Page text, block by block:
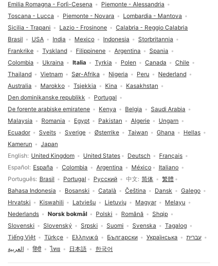
Språkvalg
English United Kingdom United States Deutsch
Français
Español
España Colombia Argentina México
Italiano
Português Brasil Portugal Русский 中文 简体
繁體
Bahasa Indonesia
Bosanski Català Čeština Dansk
Galego
Hrvatski
Kiswahili Latviešu Lietuvių Magyar
Melayu
Nederlands
Norsk bokmål Polski Română
Shqip
Slovenski
Slovenský Srpski Suomi Svenska
Tagalog
Tiếng Việt
Türkçe Ελληνικά Български Українська
עברית
العربية
हिंदी ไทย 日本語 한국어
Brasil USA India Mexico Indonesia
Storbritannia
Frankrike
Tyskland Filippinene Argentina
Spania
Colombia
Ukraina Italia Tyrkia Polen Canada
Chile
Thailand
Vietnam Sør-Afrika Nigeria Peru
Nederland
Australia
Marokko Tsjekkia Kina
Kasakhstan
Den dominikanske republikk
Portugal
De forente arabiske emiratene
Kenya Belgia
Saudi Arabia
Malaysia
Romania Egypt Pakistan Algerie
Ungarn
Ecuador
Sveits Sverige Østerrike Taiwan Ghana
Hellas
Kamerun
Japan
Emilia Romagna - Forlì-Cesena
Piemonte - Alessandria
Toscana - Lucca
Piemonte - Novara
Lombardia - Mantova
Sicilia - Trapani
Lazio - Frosinone Calabria - Reggio Calabria